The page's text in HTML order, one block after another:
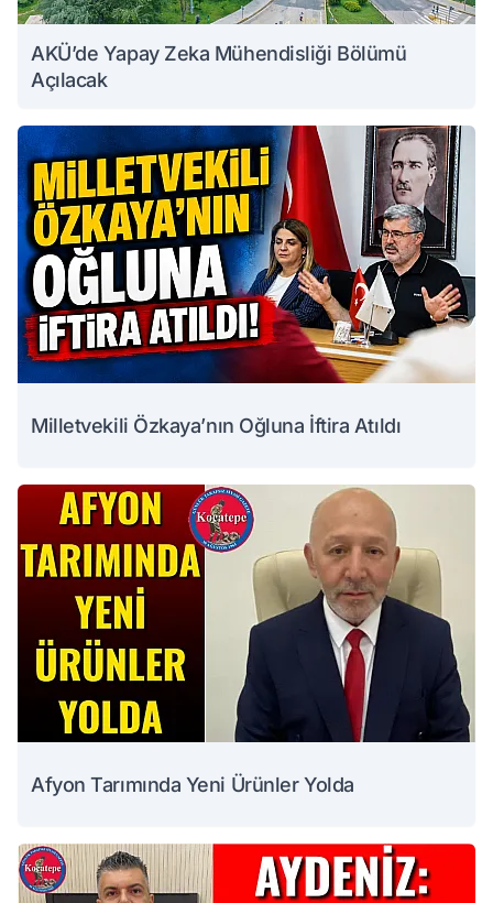
AKÜ’de Yapay Zeka Mühendisliği Bölümü
Açılacak
Milletvekili Özkaya’nın Oğluna İftira Atıldı
Afyon Tarımında Yeni Ürünler Yolda